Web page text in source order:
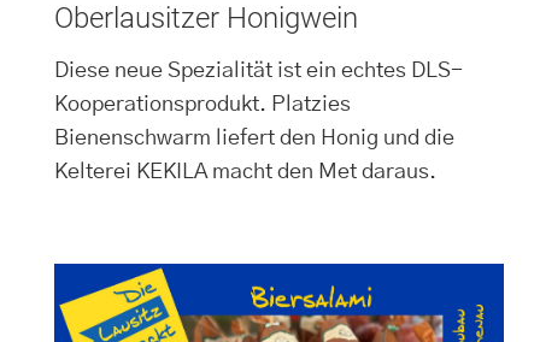
Oberlausitzer Honigwein
Diese neue Spezialität ist ein echtes DLS-
Kooperationsprodukt. Platzies
Bienenschwarm liefert den Honig und die
Kelterei KEKILA macht den Met daraus.